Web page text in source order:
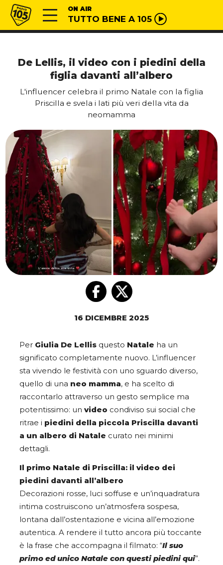
Vai al contenuto
Radio 105 ON AIR
TUTTO BENE A 105
De Lellis, il video con i piedini della
figlia davanti all’albero
L'influencer celebra il primo Natale con la figlia
Priscilla e svela i lati più veri della vita da
neomamma
16 DICEMBRE 2025
Per Giulia De Lellis questo Natale ha un
significato completamente nuovo. L’influencer
sta vivendo le festività con uno sguardo diverso,
quello di una neo mamma, e ha scelto di
raccontarlo attraverso un gesto semplice ma
potentissimo: un video condiviso sui social che
ritrae i piedini della piccola Priscilla davanti
a un albero di Natale curato nei minimi
dettagli.
Il primo Natale di Priscilla: il video dei
piedini davanti all’albero
Decorazioni rosse, luci soffuse e un’inquadratura
intima costruiscono un’atmosfera sospesa,
lontana dall’ostentazione e vicina all’emozione
autentica. A rendere il tutto ancora più toccante
è la frase che accompagna il filmato: “Il suo
primo ed unico Natale con questi piedini qui”.